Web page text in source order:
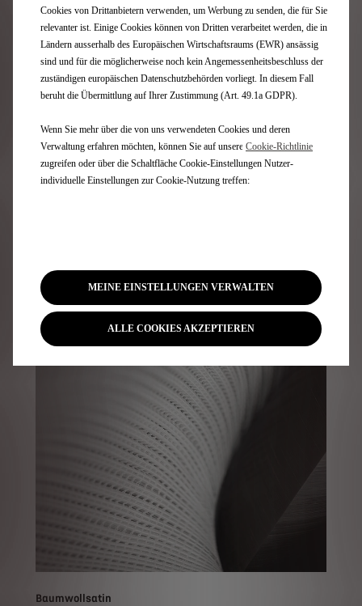
Strohintarsien
Baumwollsatin
Cookies von Drittanbietern verwenden, um Werbung zu senden, die für Sie
relevanter ist. Einige Cookies können von Dritten verarbeitet werden, die in
Ländern ausserhalb des Europäischen Wirtschaftsraums (EWR) ansässig
sind und für die möglicherweise noch kein Angemessenheitsbeschluss der
zuständigen europäischen Datenschutzbehörden vorliegt. In diesem Fall
beruht die Übermittlung auf Ihrer Zustimmung (Art. 49.1a GDPR).
Wenn Sie mehr über die von uns verwendeten Cookies und deren
Verwaltung erfahren möchten, können Sie auf unsere Cookie-Richtlinie
zugreifen oder über die Schaltfläche Cookie-Einstellungen Nutzer-
individuelle Einstellungen zur Cookie-Nutzung treffen:
MEINE EINSTELLUNGEN VERWALTEN
ALLE COOKIES AKZEPTIEREN